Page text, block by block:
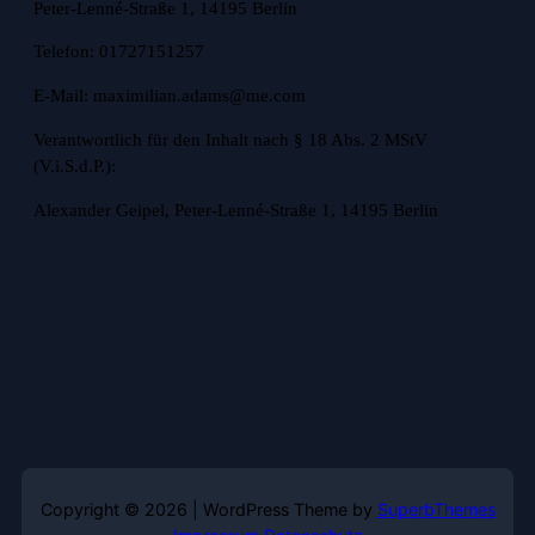
Peter-Lenné-Straße 1, 14195 Berlin
Telefon: 01727151257
E-Mail: maximilian.adams@me.com
Verantwortlich für den Inhalt nach § 18 Abs. 2 MStV
(V.i.S.d.P.):
Alexander Geipel, Peter-Lenné-Straße 1, 14195 Berlin
Copyright © 2026 | WordPress Theme by SuperbThemes